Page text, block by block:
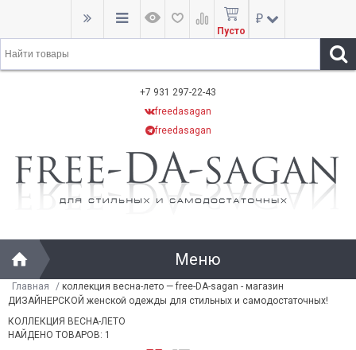
Пусто
₽
+7 931 297-22-43
freedasagan
freedasagan
Меню
Главная / коллекция весна-лето — free-DA-sagan - магазин
ДИЗАЙНЕРСКОЙ женской одежды для стильных и самодостаточных!
КОЛЛЕКЦИЯ ВЕСНА-ЛЕТО
НАЙДЕНО ТОВАРОВ: 1